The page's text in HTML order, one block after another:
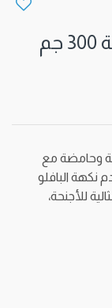
وحامضة مع
نكهة البافلو
للأجنحة،